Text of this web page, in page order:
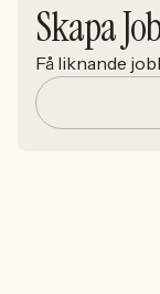
Skapa
Få liknande